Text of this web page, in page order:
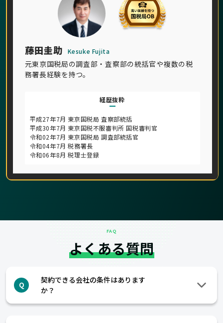
藤田圭助 Kesuke Fujita
元東京国税局の調査部・査察部の統括官や複数の税
務署長経験を持つ。
経歴抜粋
平成27年7月 東京国税局 査察部統括
平成30年7月 東京国税不服審判所 国税審判官
令和02年7月 東京国税局 調査部統括官
令和04年7月 税務署長
令和06年8月 税理士登録
FAQ
よくある質問
Q
契約できる会社の条件はあります
か？